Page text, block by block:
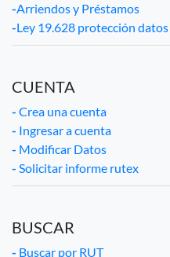
-Arriendos y Préstamos
-Ley 19.628 protección datos
CUENTA
- Crea una cuenta
- Ingresar a cuenta
- Modificar Datos
- Solicitar informe rutex
BUSCAR
- Buscar por RUT